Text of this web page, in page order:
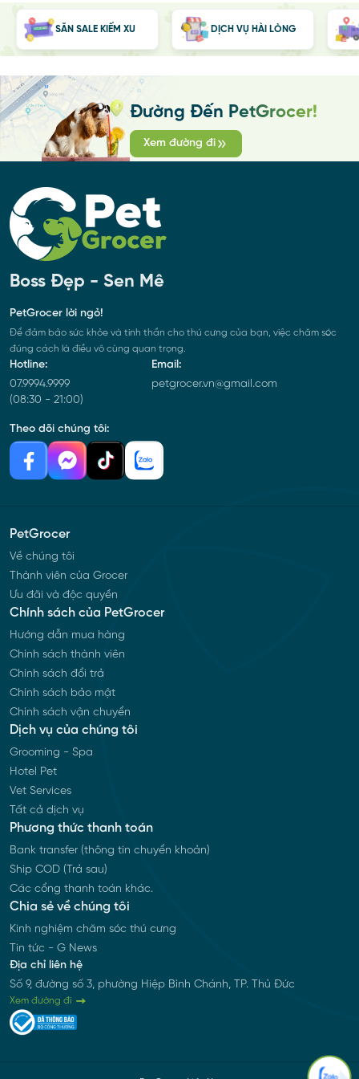
Cao nhất: đơn sàn, do có phí sàn(tăng 15-20%).
SĂN SALE KIẾM XU DỊCH VỤ HÀI LÒNG
Đường Đến PetGrocer!
Xem đường đi
Boss Đẹp - Sen Mê
PetGrocer lời ngỏ!
Để đảm bảo sức khỏe và tinh thần cho thú cưng của bạn, việc chăm sóc
đúng cách là điều vô cùng quan trọng.
Hotline:
07.9994.9999
(08:30 - 21:00)
Email:
petgrocer.vn@gmail.com
Theo dõi chúng tôi:
PetGrocer
Về chúng tôi
Thành viên của Grocer
Ưu đãi và độc quyền
Chính sách của PetGrocer
Hướng dẫn mua hàng
Chính sách thành viên
Chính sách đổi trả
Chính sách bảo mật
Chính sách vận chuyển
Dịch vụ của chúng tôi
Grooming - Spa
Hotel Pet
Vet Services
Tất cả dịch vụ
Phương thức thanh toán
Bank transfer (thông tin chuyển khoản)
Ship COD (Trả sau)
Các cổng thanh toán khác.
Chia sẻ về chúng tôi
Kinh nghiệm chăm sóc thú cưng
Tin tức - G News
Địa chỉ liên hệ
Số 9, đường số 3, phường Hiệp Bình Chánh, TP. Thủ Đức
Xem đường đi